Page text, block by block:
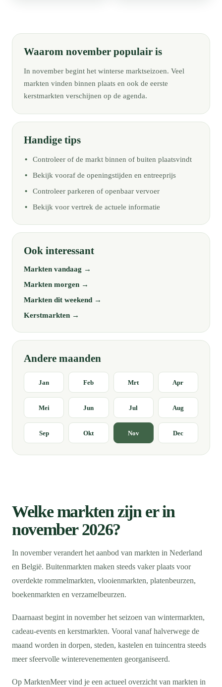
Waarom november populair is
In november begint het winterse marktseizoen. Veel
markten vinden binnen plaats en ook de eerste
kerstmarkten verschijnen op de agenda.
Handige tips
Controleer of de markt binnen of buiten plaatsvindt
Bekijk vooraf de openingstijden en entreeprijs
Controleer parkeren of openbaar vervoer
Bekijk voor vertrek de actuele informatie
Ook interessant
Markten vandaag →
Markten morgen →
Markten dit weekend →
Kerstmarkten →
Andere maanden
Jan Feb Mrt Apr
Mei Jun Jul Aug
Sep Okt Nov Dec
Welke markten zijn er in
november 2026?
In november verandert het aanbod van markten in Nederland
en België. Buitenmarkten maken steeds vaker plaats voor
overdekte rommelmarkten, vlooienmarkten, platenbeurzen,
boekenmarkten en verzamelbeurzen.
Daarnaast begint in november het seizoen van wintermarkten,
cadeau-events en kerstmarkten. Vooral vanaf halverwege de
maand worden in dorpen, steden, kastelen en tuincentra steeds
meer sfeervolle winterevenementen georganiseerd.
Op MarktenMeer vind je een actueel overzicht van markten in